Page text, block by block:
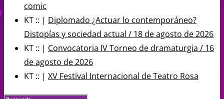
comic
KT :: | Diplomado ¿Actuar lo contemporáneo?
Distopías y sociedad actual / 18 de agosto de 2026
KT :: | Convocatoria IV Torneo de dramaturgia / 16
de agosto de 2026
KT :: | XV Festival Internacional de Teatro Rosa